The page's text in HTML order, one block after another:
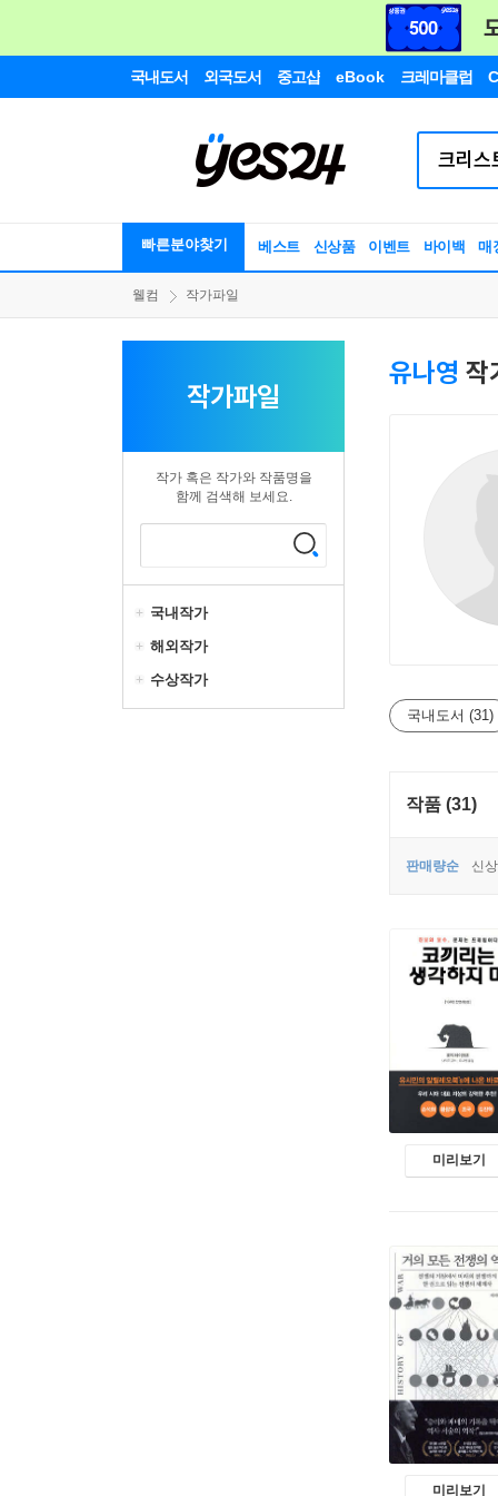
국내도서 외국도서 중고샵 eBook 크레마클럽
빠른분야찾기 베스트 신상품 이벤트 바이백 매
웰컴 작가파일
작가파일
작가 혹은 작가와 작품명을
함께 검색해 보세요.
국내작가
해외작가
수상작가
유나영 작
국내도서 (31)
작품 (31)
판매량순 신
미리보기
미리보기